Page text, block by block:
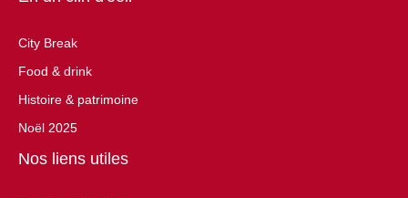
City Break
Food & drink
Histoire & patrimoine
Noël 2025
Nos liens utiles